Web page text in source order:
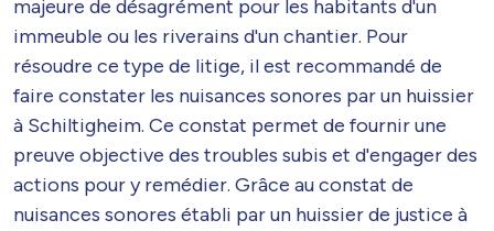
majeure de désagrément pour les habitants d'un
immeuble ou les riverains d'un chantier. Pour
résoudre ce type de litige, il est recommandé de
faire constater les nuisances sonores par un huissier
à Schiltigheim. Ce constat permet de fournir une
preuve objective des troubles subis et d'engager des
actions pour y remédier. Grâce au constat de
nuisances sonores établi par un huissier de justice à